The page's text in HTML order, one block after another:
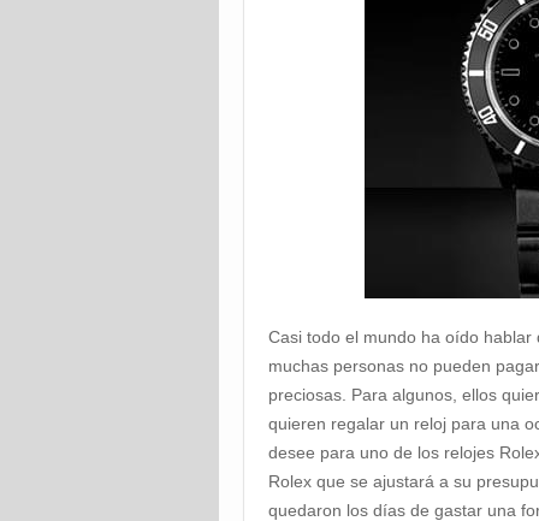
Casi todo el mundo ha oído
muchas personas no pueden
preciosas. Para algunos, ellos
quieren regalar un reloj para una
desee para uno de los relojes
Rolex que se ajustará a su
quedaron los días de gastar una